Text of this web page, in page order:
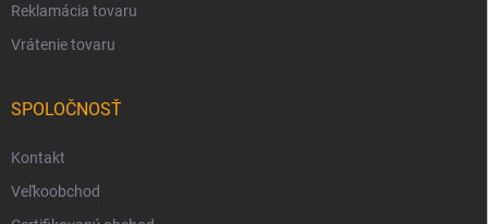
Reklamácia tovaru
Vrátenie tovaru
SPOLOČNOSŤ
Kontakt
Veľkoobchod